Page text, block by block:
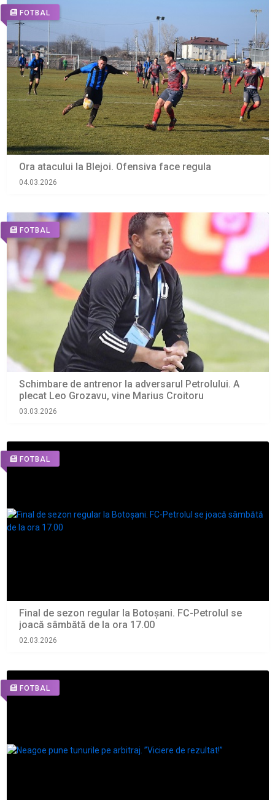
FOTBAL
Ora atacului la Blejoi. Ofensiva face regula
04.03.2026
FOTBAL
Schimbare de antrenor la adversarul Petrolului. A
plecat Leo Grozavu, vine Marius Croitoru
03.03.2026
FOTBAL
Final de sezon regular la Botoșani. FC-Petrolul se
joacă sâmbătă de la ora 17.00
02.03.2026
FOTBAL